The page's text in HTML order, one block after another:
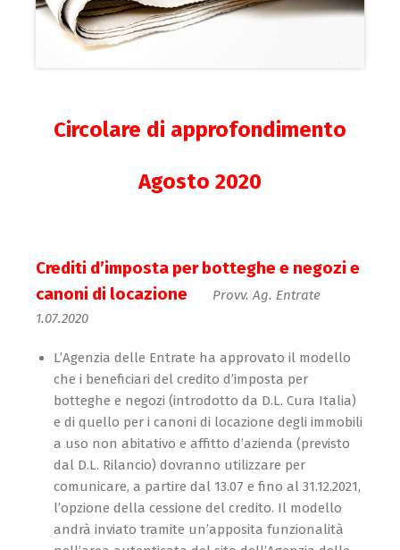
Circolare di approfondimento
Agosto 2020
Crediti d’imposta per botteghe e negozi e
canoni di locazione
Provv. Ag. Entrate
1.07.2020
L’Agenzia delle Entrate ha approvato il modello
che i beneficiari del credito d’imposta per
botteghe e negozi (introdotto da D.L. Cura Italia)
e di quello per i canoni di locazione degli immobili
a uso non abitativo e affitto d’azienda (previsto
dal D.L. Rilancio) dovranno utilizzare per
comunicare, a partire dal 13.07 e fino al 31.12.2021,
l’opzione della cessione del credito. Il modello
andrà inviato tramite un’apposita funzionalità